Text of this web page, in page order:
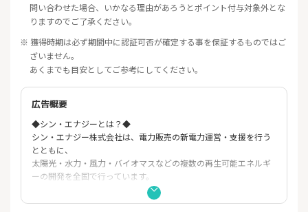
問い合わせた場合、いかなる理由があろうとポイント付与対象外とな
りますのでご了承ください。
※ 獲得時期は必ず期間中に認証可否が確定する事を保証するものではご
ざいません。
あくまでも目安としてご参考にしてください。
広告概要
◆シン・エナジーとは？◆
シン・エナジー株式会社は、電力販売の新電力運営・支援を行う
とともに、
太陽光・水力・風力・バイオマスなどの複数の再生可能エネルギ
ーの開発を全国で行っています。
・生活スタイルに寄り添った“選べるプラン”でご家庭に合わせて